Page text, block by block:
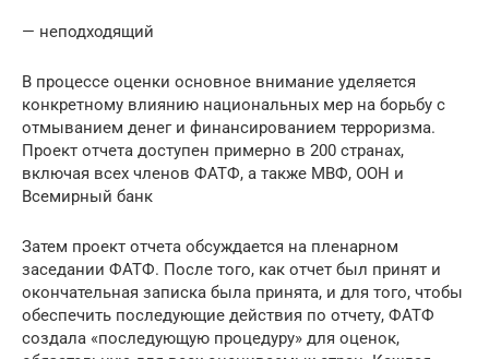
— неподходящий
В процессе оценки основное внимание уделяется
конкретному влиянию национальных мер на борьбу с
отмыванием денег и финансированием терроризма.
Проект отчета доступен примерно в 200 странах,
включая всех членов ФАТФ, а также МВФ, ООН и
Всемирный банк
Затем проект отчета обсуждается на пленарном
заседании ФАТФ. После того, как отчет был принят и
окончательная записка была принята, и для того, чтобы
обеспечить последующие действия по отчету, ФАТФ
создала «последующую процедуру» для оценок,